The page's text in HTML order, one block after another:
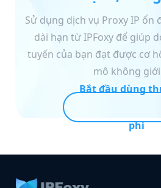
Sử dụng dịch vụ Proxy IP ổn
dài hạn từ IPFoxy để giúp
tuyến của bạn đạt được cơ
mô không
Bắt đầu dùng
phí